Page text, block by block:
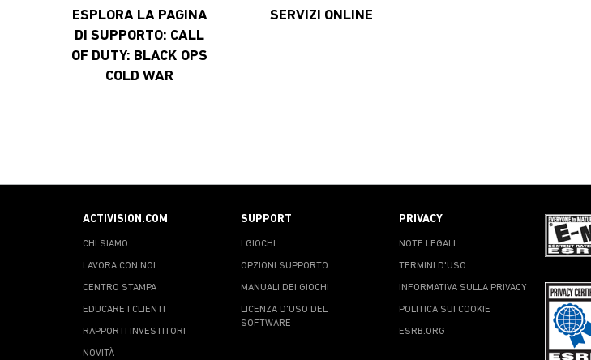
ESPLORA LA PAGINA
DI SUPPORTO: CALL
OF DUTY: BLACK OPS
COLD WAR
SERVIZI ONLINE
ACTIVISION.COM
CHI SIAMO
LAVORA CON NOI
CENTRO STAMPA
EDUCARE I CLIENTI
RAPPORTI INVESTITORI
NOVITÀ
SUPPORT
I GIOCHI
OPZIONI SUPPORTO
MANUALI DEI GIOCHI
LICENZA D'USO DEL
SOFTWARE
PRIVACY
NOTE LEGALI
TERMINI D'USO
INFORMATIVA SULLA PRIVACY
POLITICA SUI COOKIE
ESRB.ORG